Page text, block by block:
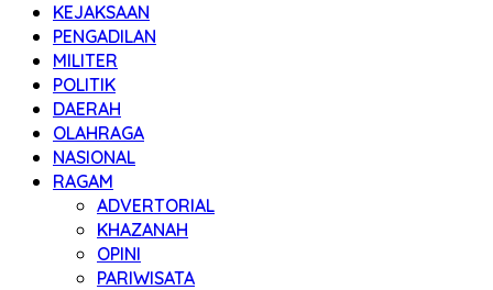
KEJAKSAAN
PENGADILAN
MILITER
POLITIK
DAERAH
OLAHRAGA
NASIONAL
RAGAM
ADVERTORIAL
KHAZANAH
OPINI
PARIWISATA